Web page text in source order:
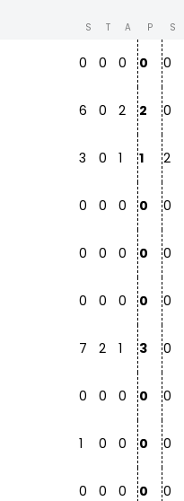
S T A P S
0 0 0 0 0
6 0 2 2 0
3 0 1 1 2
0 0 0 0 0
0 0 0 0 0
0 0 0 0 0
7 2 1 3 0
0 0 0 0 0
1 0 0 0 0
0 0 0 0 0